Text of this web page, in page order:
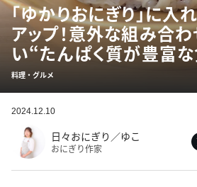
「ゆかりおにぎり」に入
アップ！意外な組み合
い“たんぱく質が豊富
料理・グルメ
2024.12.10
日々おにぎり／ゆこ
おにぎり作家